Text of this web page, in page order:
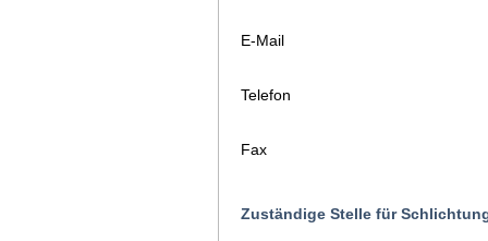
E-Mail
Telefon
Fax
Zuständige Stelle für